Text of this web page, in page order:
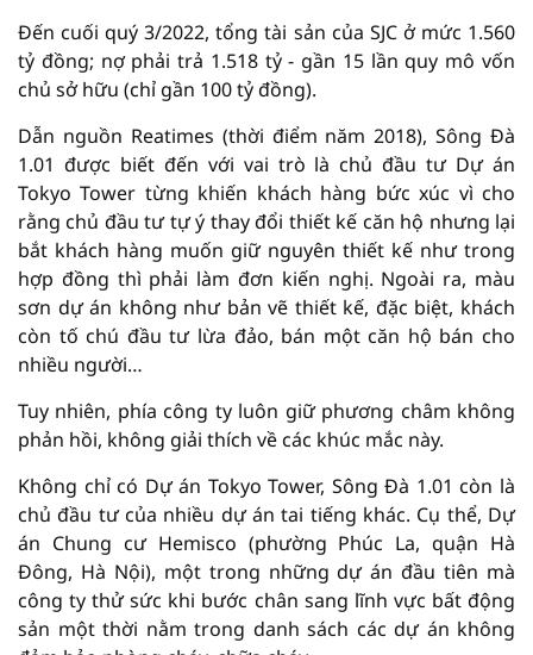
Đến cuối quý 3/2022, tổng tài sản của SJC ở mức 1.560
tỷ đồng; nợ phải trả 1.518 tỷ - gần 15 lần quy mô vốn
chủ sở hữu (chỉ gần 100 tỷ đồng).
Dẫn nguồn Reatimes (thời điểm năm 2018), Sông Đà
1.01 được biết đến với vai trò là chủ đầu tư Dự án
Tokyo Tower từng khiến khách hàng bức xúc vì cho
rằng chủ đầu tư tự ý thay đổi thiết kế căn hộ nhưng lại
bắt khách hàng muốn giữ nguyên thiết kế như trong
hợp đồng thì phải làm đơn kiến nghị. Ngoài ra, màu
sơn dự án không như bản vẽ thiết kế, đặc biệt, khách
còn tố chú đầu tư lừa đảo, bán một căn hộ bán cho
nhiều người…
Tuy nhiên, phía công ty luôn giữ phương châm không
phản hồi, không giải thích về các khúc mắc này.
Không chỉ có Dự án Tokyo Tower, Sông Đà 1.01 còn là
chủ đầu tư của nhiều dự án tai tiếng khác. Cụ thể, Dự
án Chung cư Hemisco (phường Phúc La, quận Hà
Đông, Hà Nội), một trong những dự án đầu tiên mà
công ty thử sức khi bước chân sang lĩnh vực bất động
sản một thời nằm trong danh sách các dự án không